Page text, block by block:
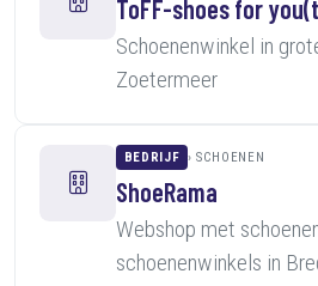
ToFF-shoes for
Schoenenwinkel in
Zoetermeer
BEDRIJF SCHOENEN
ShoeRama
Webshop met
schoenenwinkels in